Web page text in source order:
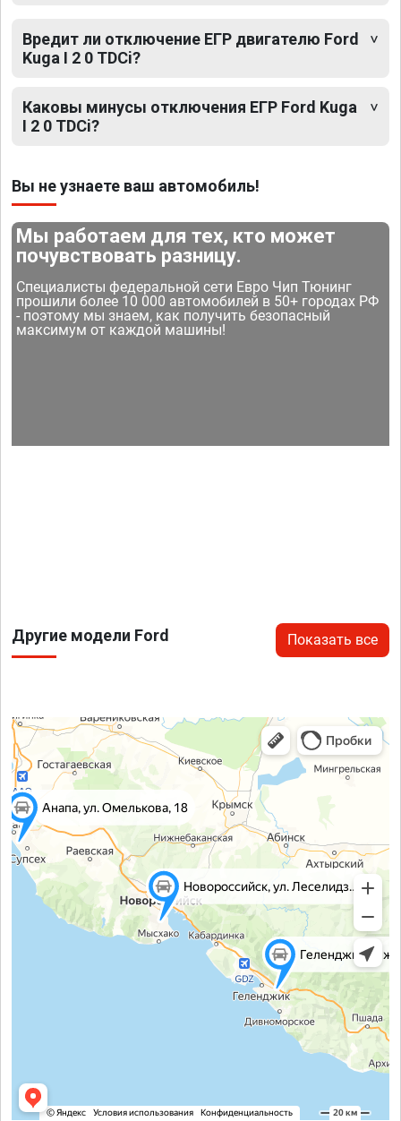
Вредит ли отключение ЕГР двигателю Ford
Kuga I 2 0 TDCi?
Каковы минусы отключения ЕГР Ford Kuga
I 2 0 TDCi?
Вы не узнаете ваш автомобиль!
Мы работаем для тех, кто может
почувствовать разницу.
Специалисты федеральной сети Евро Чип Тюнинг
прошили более 10 000 автомобилей в 50+ городах РФ
- поэтому мы знаем, как получить безопасный
максимум от каждой машины!
Другие модели Ford Показать все